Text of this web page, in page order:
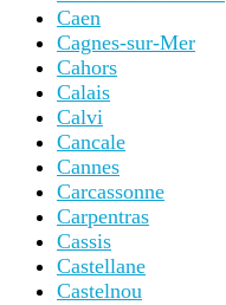
Caen
Cagnes-sur-Mer
Cahors
Calais
Calvi
Cancale
Cannes
Carcassonne
Carpentras
Cassis
Castellane
Castelnou